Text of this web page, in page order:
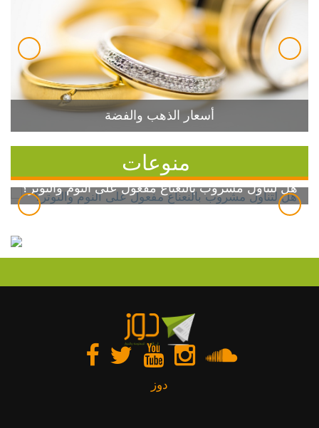
أسعار الذهب والفضة
منوعات
هل لتناول مشروب بالنعناع مفعول على النوم والتوتر؟
دوز